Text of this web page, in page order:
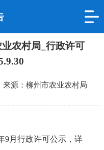
业农村局_行政许可
源：柳州市农业农村局
行政许可公示，详